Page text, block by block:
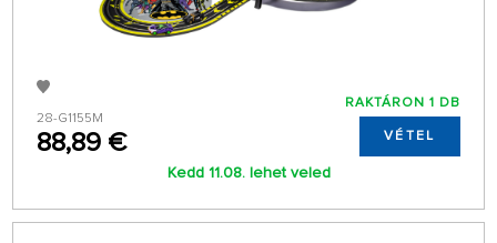
28-G1155M
88,89 €
RAKTÁRON 1 DB
VÉTEL
Kedd 11.08. lehet veled